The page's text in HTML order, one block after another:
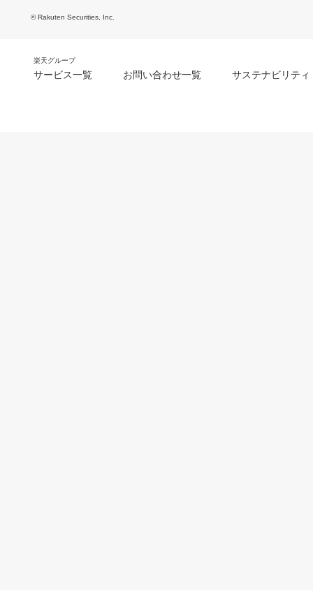
© Rakuten Securities, Inc.
楽天グループ
サービス一覧 お問い合わせ一覧 サステナビリティ